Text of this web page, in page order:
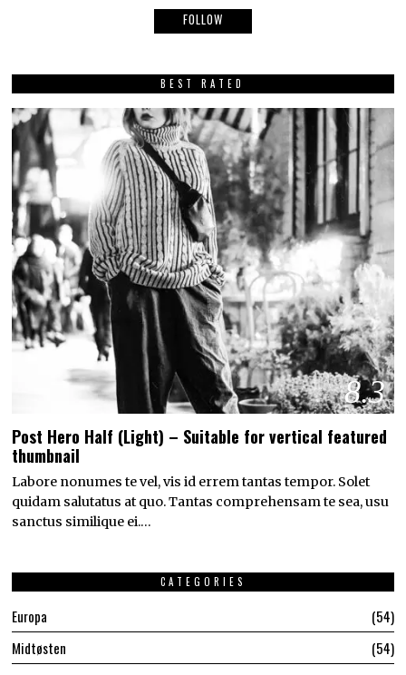
FOLLOW
BEST RATED
8.3
Post Hero Half (Light) – Suitable for vertical featured
thumbnail
Labore nonumes te vel, vis id errem tantas tempor. Solet
quidam salutatus at quo. Tantas comprehensam te sea, usu
sanctus similique ei.…
CATEGORIES
Europa
54
Midtøsten
54